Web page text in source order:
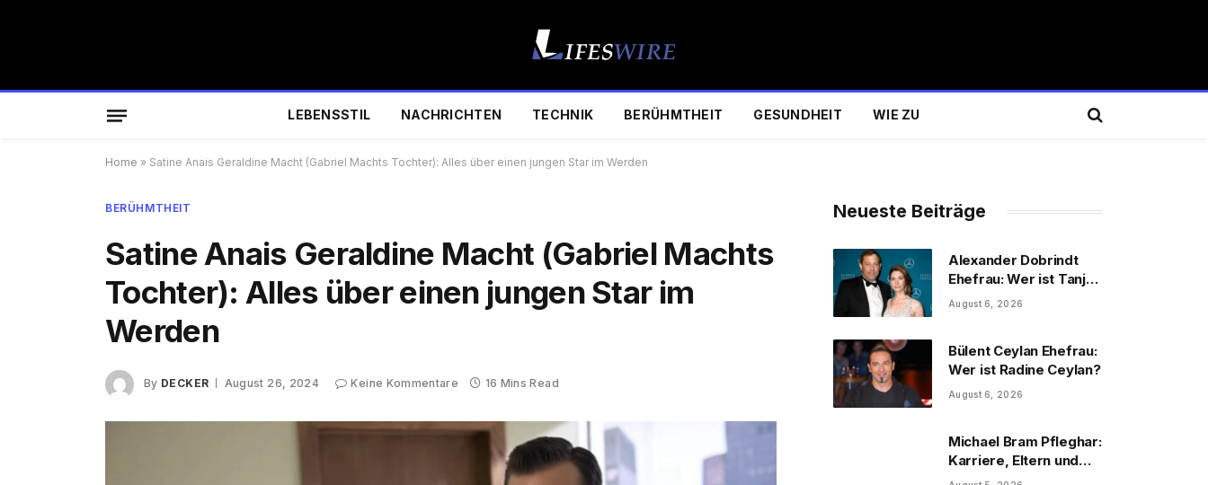
LEBENSSTIL NACHRICHTEN TECHNIK BERÜHMTHEIT GESUNDHEIT WIE ZU
Home » Satine Anais Geraldine Macht (Gabriel Machts Tochter): Alles über einen jungen Star im Werden
BERÜHMTHEIT
Satine Anais Geraldine Macht (Gabriel Machts
Tochter): Alles über einen jungen Star im
Werden
By DECKER August 26, 2024 Keine Kommentare 16 Mins Read
Neueste Beiträge
Alexander Dobrindt
Ehefrau: Wer ist Tanja
Käser?
August 6, 2026
Bülent Ceylan Ehefrau:
Wer ist Radine Ceylan?
August 6, 2026
Michael Bram Pfleghar:
Karriere, Eltern und
Filme